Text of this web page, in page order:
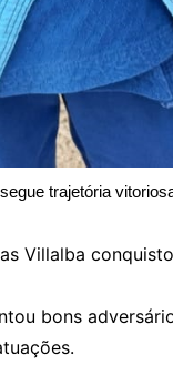
trajetória
Villalba
bons